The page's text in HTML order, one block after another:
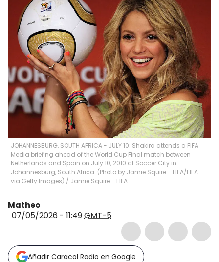
JOHANNESBURG, SOUTH AFRICA - JULY 10: Shakira attends a FIFA
Media briefing ahead of the World Cup Final match between
Netherlands and Spain on July 10, 2010 at Soccer City in
Johannesburg, South Africa. (Photo by Jamie Squire - FIFA/FIFA
via Getty Images) / Jamie Squire - FIFA
Matheo
07/05/2026 - 11:49GMT-5
Añadir Caracol Radio en Google